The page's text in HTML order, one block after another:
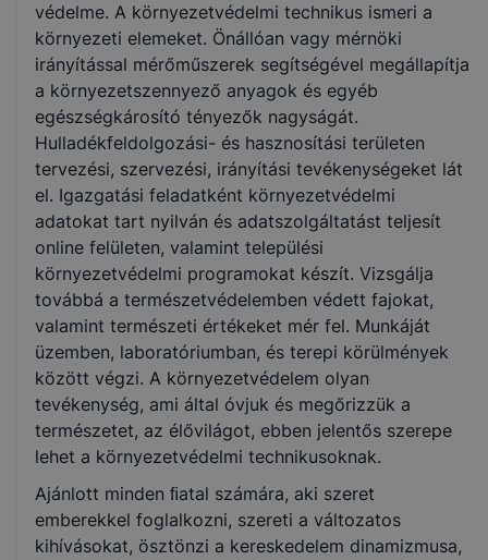
Okleveles technikusképzés
Nem
védelme. A környezetvédelmi technikus ismeri a
környezeti elemeket. Önállóan vagy mérnöki
irányítással mérőműszerek segítségével megállapítja
a környezetszennyező anyagok és egyéb
egészségkárosító tényezők nagyságát.
Hulladékfeldolgozási- és hasznosítási területen
tervezési, szervezési, irányítási tevékenységeket lát
el. Igazgatási feladatként környezetvédelmi
adatokat tart nyilván és adatszolgáltatást teljesít
online felületen, valamint települési
környezetvédelmi programokat készít. Vizsgálja
továbbá a természetvédelemben védett fajokat,
valamint természeti értékeket mér fel. Munkáját
üzemben, laboratóriumban, és terepi körülmények
között végzi. A környezetvédelem olyan
tevékenység, ami által óvjuk és megőrizzük a
természetet, az élővilágot, ebben jelentős szerepe
lehet a környezetvédelmi technikusoknak.
Ajánlott minden ﬁatal számára, aki szeret
emberekkel foglalkozni, szereti a változatos
kihívásokat, ösztönzi a kereskedelem dinamizmusa,